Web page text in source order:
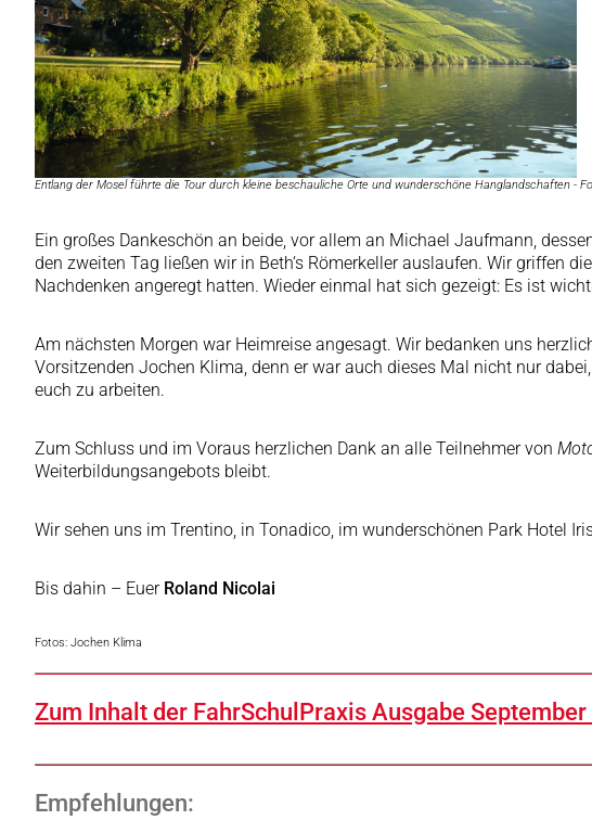
Entlang der Mosel führte die Tour durch kleine beschauliche Orte und wunderschöne Hanglandschaften -
Ein großes Dankeschön an beide, vor allem an Michael Jaufmann,
den zweiten Tag ließen wir in Beth‘s Römerkeller auslaufen. Wir griffen
Nachdenken angeregt hatten. Wieder einmal hat sich gezeigt: Es ist
Am nächsten Morgen war Heimreise angesagt. Wir bedanken uns
Vorsitzenden Jochen Klima, denn er war auch dieses Mal nicht nur
euch zu arbeiten.
Zum Schluss und im Voraus herzlichen Dank an alle Teilnehmer von
Weiterbildungsangebots bleibt.
Wir sehen uns im Trentino, in Tonadico, im wunderschönen Park Hotel
Bis dahin – Euer Roland Nicolai
Fotos: Jochen Klima
Zum Inhalt der FahrSchulPraxis Ausgabe
Empfehlungen: